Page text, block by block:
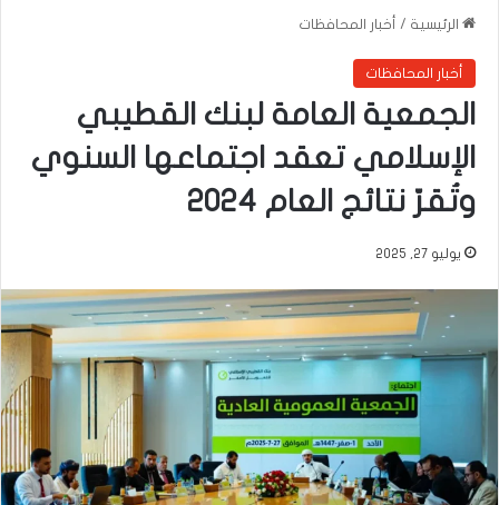
الرئيسية / أخبار المحافظات
أخبار المحافظات
الجمعية العامة لبنك القطيبي
الإسلامي تعقد اجتماعها السنوي
وتُقرّ نتائج العام 2024
يوليو 27, 2025